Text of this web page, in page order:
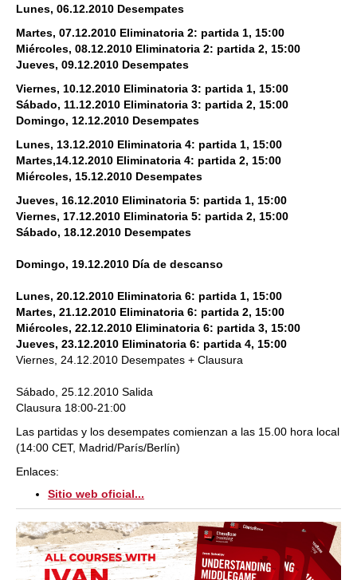
Lunes, 06.12.2010 Desempates
Martes, 07.12.2010 Eliminatoria 2: partida 1, 15:00
Miércoles, 08.12.2010 Eliminatoria 2: partida 2, 15:00
Jueves, 09.12.2010 Desempates
Viernes, 10.12.2010 Eliminatoria 3: partida 1, 15:00
Sábado, 11.12.2010 Eliminatoria 3: partida 2, 15:00
Domingo, 12.12.2010 Desempates
Lunes, 13.12.2010 Eliminatoria 4: partida 1, 15:00
Martes,14.12.2010 Eliminatoria 4: partida 2, 15:00
Miércoles, 15.12.2010 Desempates
Jueves, 16.12.2010 Eliminatoria 5: partida 1, 15:00
Viernes, 17.12.2010 Eliminatoria 5: partida 2, 15:00
Sábado, 18.12.2010 Desempates
Domingo, 19.12.2010 Día de descanso
Lunes, 20.12.2010 Eliminatoria 6: partida 1, 15:00
Martes, 21.12.2010 Eliminatoria 6: partida 2, 15:00
Miércoles, 22.12.2010 Eliminatoria 6: partida 3, 15:00
Jueves, 23.12.2010 Eliminatoria 6: partida 4, 15:00
Viernes, 24.12.2010 Desempates + Clausura
Sábado, 25.12.2010 Salida
Clausura 18:00-21:00
Las partidas y los desempates comienzan a las 15.00 hora local
(14:00 CET, Madrid/París/Berlín)
Enlaces:
Sitio web oficial...